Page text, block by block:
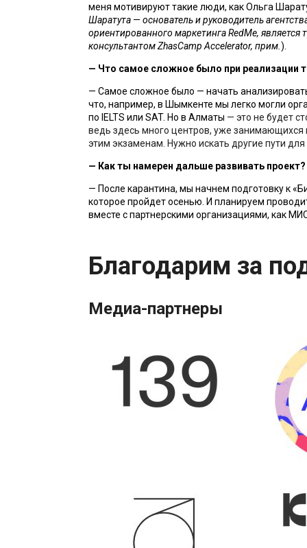
меня мотивируют такие люди, как Ольга
Шаратута — основатель и руководитель
ориентированного маркетинга RedMe, является
консультантом ZhasCamp Accelerator, прим. ).
— Что самое сложное было при реализации
— Самое сложное было — начать
что, например, в Шымкенте мы легко могли
по IELTS или SAT. Но в Алматы — это не будет
ведь здесь много центров, уже занимающихся
этим экзаменам. Нужно искать другие пути для
— Как ты намерен дальше развивать проект?
— После карантина, мы начнем подготовку к
которое пройдет осенью. И планируем
вместе с партнерскими организациями, как
Благодарим за
Медиа-партнеры